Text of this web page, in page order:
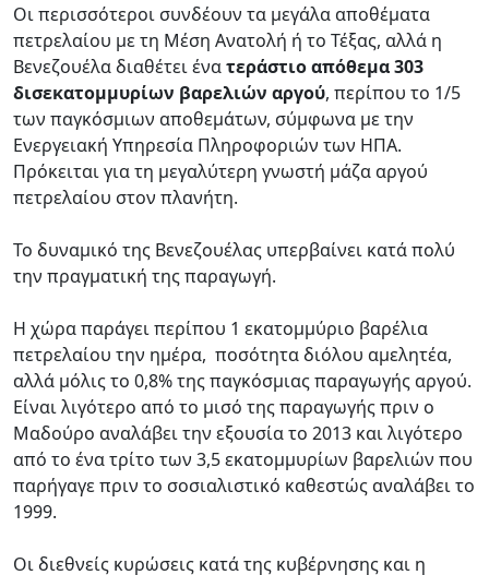
Οι περισσότεροι συνδέουν τα μεγάλα αποθέματα
πετρελαίου με τη Μέση Ανατολή ή το Τέξας, αλλά η
Βενεζουέλα διαθέτει ένατεράστιο απόθεμα 303
δισεκατομμυρίων βαρελιών αργού, περίπου το 1/5
των παγκόσμιων αποθεμάτων, σύμφωνα με την
Ενεργειακή Υπηρεσία Πληροφοριών των ΗΠΑ.
Πρόκειται για τη μεγαλύτερη γνωστή μάζα αργού
πετρελαίου στον πλανήτη.
Το δυναμικό της Βενεζουέλας υπερβαίνει κατά πολύ
την πραγματική της παραγωγή.
Η χώρα παράγει περίπου 1 εκατομμύριο βαρέλια
πετρελαίου την ημέρα, ποσότητα διόλου αμελητέα,
αλλά μόλις το 0,8% της παγκόσμιας παραγωγής αργού.
Είναι λιγότερο από το μισό της παραγωγής πριν ο
Μαδούρο αναλάβει την εξουσία το 2013 και λιγότερο
από το ένα τρίτο των 3,5 εκατομμυρίων βαρελιών που
παρήγαγε πριν το σοσιαλιστικό καθεστώς αναλάβει το
1999.
Οι διεθνείς κυρώσεις κατά της κυβέρνησης και η